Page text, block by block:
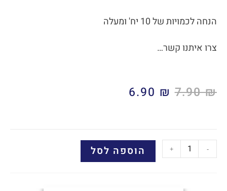
הנחה לכמויות של 10 יח' ומעלה
צרו איתנו קשר…
7.90₪
6.90 ₪
-
+ הוספה לסל